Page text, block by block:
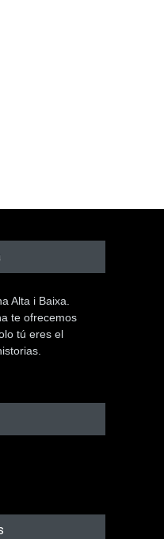
Alta i Baixa.
te ofrecemos
tú eres el